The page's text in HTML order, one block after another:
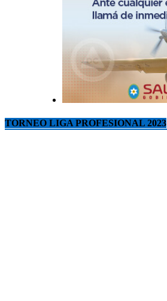
TORNEO LIGA PROFESIONAL 2023